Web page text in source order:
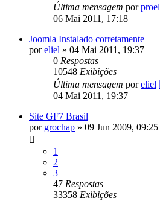
Última mensagem porproel
06 Mai 2011, 17:18
Joomla Instalado corretamente
poreliel » 04 Mai 2011, 19:37
0 Respostas
10548 Exibições
Última mensagem poreliel
04 Mai 2011, 19:37
Site GF7 Brasil
por grochap » 09 Jun 2009, 09:25
1
2
3
47 Respostas
33358 Exibições